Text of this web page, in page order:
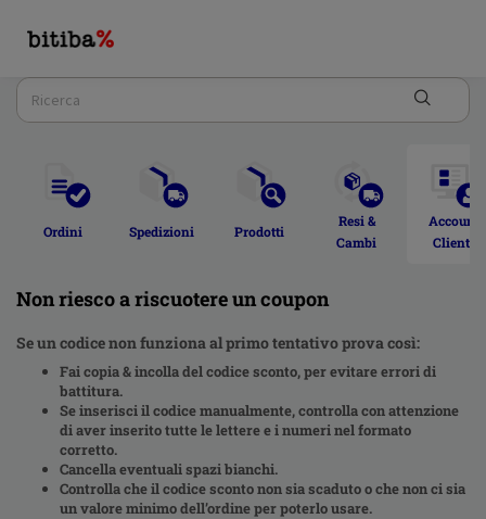
Ordini Spedizioni Prodotti
Resi &
Cambi
Account
Cliente
Non riesco a riscuotere un coupon
Se un codice non funziona al primo tentativo prova così:
Fai copia & incolla del codice sconto, per evitare errori di
battitura.
Se inserisci il codice manualmente, controlla con attenzione
di aver inserito tutte le lettere e i numeri nel formato
corretto.
Cancella eventuali spazi bianchi.
Controlla che il codice sconto non sia scaduto o che non ci sia
un valore minimo dell’ordine per poterlo usare.